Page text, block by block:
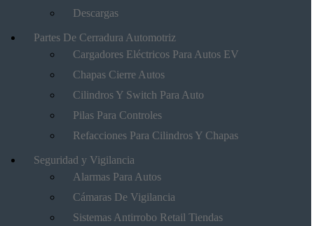
Descargas
Partes De Cerradura Automotriz
Cargadores Eléctricos Para Autos EV
Chapas Cierre Autos
Cilindros Y Switch Para Auto
Pilas Para Controles
Refacciones Para Cilindros Y Chapas
Seguridad y Vigilancia
Alarmas Para Autos
Cámaras De Vigilancia
Sistemas Antirrobo Retail Tiendas